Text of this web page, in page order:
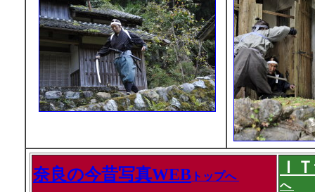
奈良の今昔写真WEB トップへ Ｉ
へ